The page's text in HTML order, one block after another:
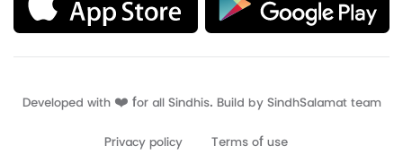
Developed with ❤️ for all Sindhis. Build by
Terms of use